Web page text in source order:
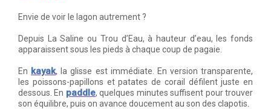
Envie de voir le lagon autrement ?
Depuis La Saline ou Trou d’Eau, à hauteur d’eau, les fonds
apparaissent sous les pieds à chaque coup de pagaie.
En kayak, la glisse est immédiate. En version transparente,
les poissons-papillons et patates de corail défilent juste en
dessous. En paddle, quelques minutes suffisent pour trouver
son équilibre, puis on avance doucement au son des clapotis.